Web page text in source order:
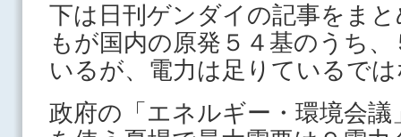
下は日刊ゲンダイの記事をま
もが国内の原発５４基のうち
いるが、電力は足りているで
政府の「エネルギー・環境会